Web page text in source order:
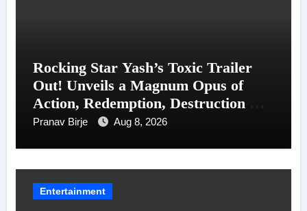
Rocking Star Yash’s Toxic Trailer
Out! Unveils a Magnum Opus of
Action, Redemption, Destruction &
Entanglements
Pranav Birje Aug 8, 2026
Entertainment